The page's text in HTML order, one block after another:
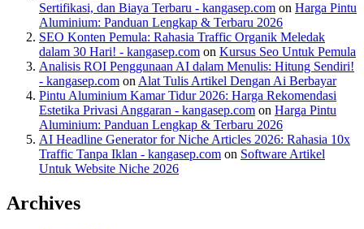
Sertifikasi, dan Biaya Terbaru - kangasep.com on Harga Pintu
Aluminium: Panduan Lengkap & Terbaru 2026
SEO Konten Pemula: Rahasia Traffic Organik Meledak
dalam 30 Hari! - kangasep.com on Kursus Seo Untuk Pemula
Analisis ROI Penggunaan AI dalam Menulis: Hitung Sendiri!
- kangasep.com on Alat Tulis Artikel Dengan Ai Berbayar
Pintu Aluminium Kamar Tidur 2026: Harga Rekomendasi
Estetika Privasi Anggaran - kangasep.com on Harga Pintu
Aluminium: Panduan Lengkap & Terbaru 2026
AI Headline Generator for Niche Articles 2026: Rahasia 10x
Traffic Tanpa Iklan - kangasep.com on Software Artikel
Untuk Website Niche 2026
Archives